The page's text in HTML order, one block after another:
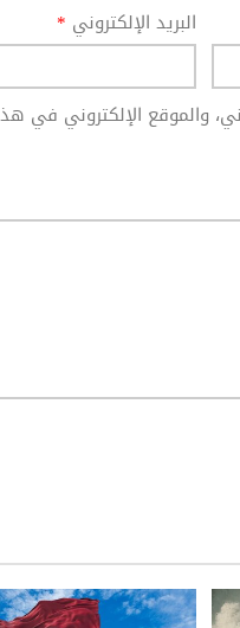
البريد الإلكتروني *
والموقع الإلكتروني في